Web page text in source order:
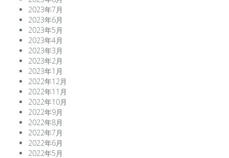
2023年7月
2023年6月
2023年5月
2023年4月
2023年3月
2023年2月
2023年1月
2022年12月
2022年11月
2022年10月
2022年9月
2022年8月
2022年7月
2022年6月
2022年5月